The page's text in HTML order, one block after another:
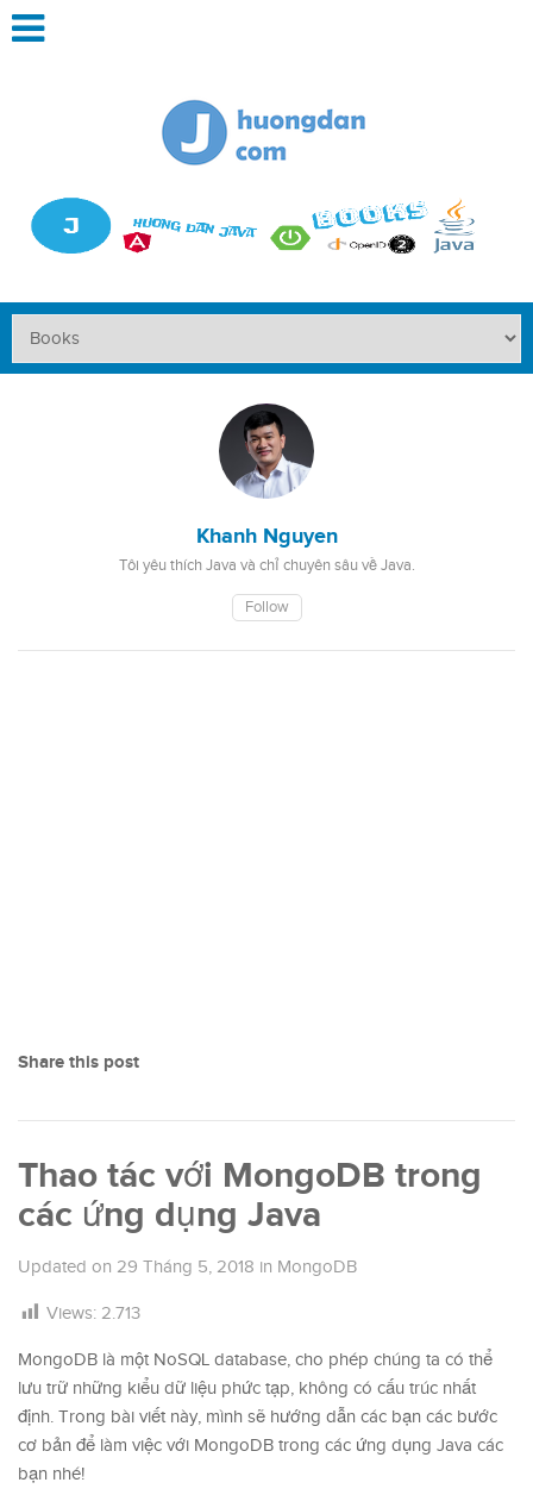
Khanh Nguyen
Tôi yêu thích Java và chỉ chuyên sâu về Java.
Follow
Share this post
Thao tác với MongoDB trong
các ứng dụng Java
Updated on 29 Tháng 5, 2018 in MongoDB
Views: 2.713
MongoDB là một NoSQL database, cho phép chúng ta có thể
lưu trữ những kiểu dữ liệu phức tạp, không có cấu trúc nhất
định. Trong bài viết này, mình sẽ hướng dẫn các bạn các bước
cơ bản để làm việc với MongoDB trong các ứng dụng Java các
bạn nhé!